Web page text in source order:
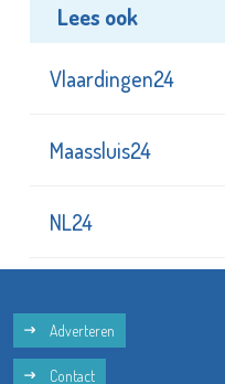
Lees ook
Vlaardingen24
Maassluis24
NL24
Adverteren
Contact